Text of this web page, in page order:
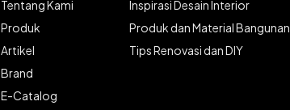
Tentang Kami
Produk
Artikel
Brand
E-Catalog
Inspirasi Desain Interior
Produk dan Material Bangunan
Tips Renovasi dan DIY